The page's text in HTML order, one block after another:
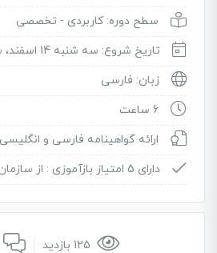
سطح دوره: کاربردی - تخصصی
تاریخ شروع: سه شنبه 14 اسفند، ساعت 9 الی 15
زبان: فارسی
6 ساعت
ارائه گواهینامه فارسی و
دارای 5 امتیاز بازآموزی :
از